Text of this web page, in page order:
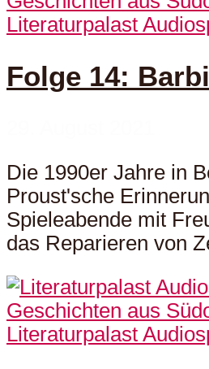
Literaturpalast
Folge 14:
Die 1990er Jahre in
Proust'sche
Spieleabende mit
das Reparieren von
Literaturpalast